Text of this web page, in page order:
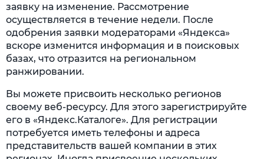
заявку на изменение. Рассмотрение
осуществляется в течение недели. После
одобрения заявки модераторами «Яндекса»
вскоре изменится информация и в поисковых
базах, что отразится на региональном
ранжировании.
Вы можете присвоить несколько регионов
своему веб-ресурсу. Для этого зарегистрируйте
его в «Яндекс.Каталоге». Для регистрации
потребуется иметь телефоны и адреса
представительств вашей компании в этих